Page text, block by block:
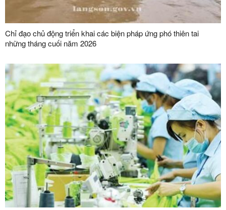
Chỉ đạo chủ động triển khai các biện pháp ứng phó thiên tai
những tháng cuối năm 2026